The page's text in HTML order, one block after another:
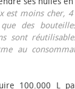
est moins cher,
des
sont
au
100.000 L